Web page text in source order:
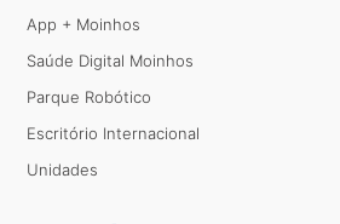
App + Moinhos
Saúde Digital Moinhos
Parque Robótico
Escritório Internacional
Unidades